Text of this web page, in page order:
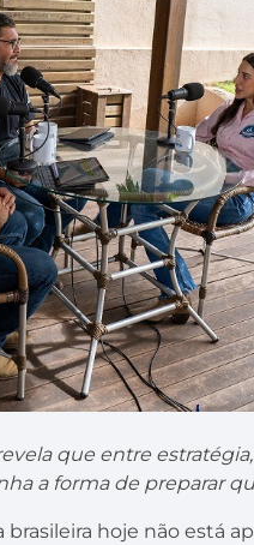
que entre
a forma de preparar
hoje não está